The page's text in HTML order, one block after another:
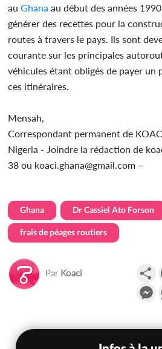
auGhana au début des années
générer des recettes pour la
routes à travers le pays. Ils sont
courante sur les principales
véhicules étant obligés de payer un
ces itinéraires.
Mensah,
Correspondant permanent de
Nigeria - Joindre la rédaction de
38 ou koaci.ghana@gmail.com –
Ghana Dr Cassiel Ato Forson
frais de péages routiers
Par Koaci